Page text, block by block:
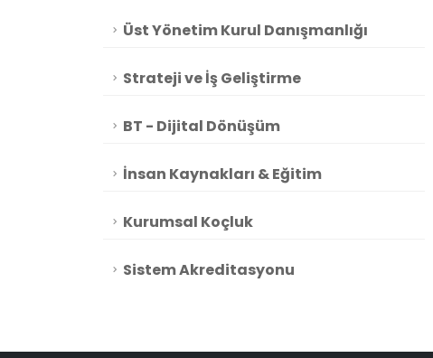
Üst Yönetim Kurul Danışmanlığı
Strateji ve İş Geliştirme
BT - Dijital Dönüşüm
İnsan Kaynakları & Eğitim
Kurumsal Koçluk
Sistem Akreditasyonu